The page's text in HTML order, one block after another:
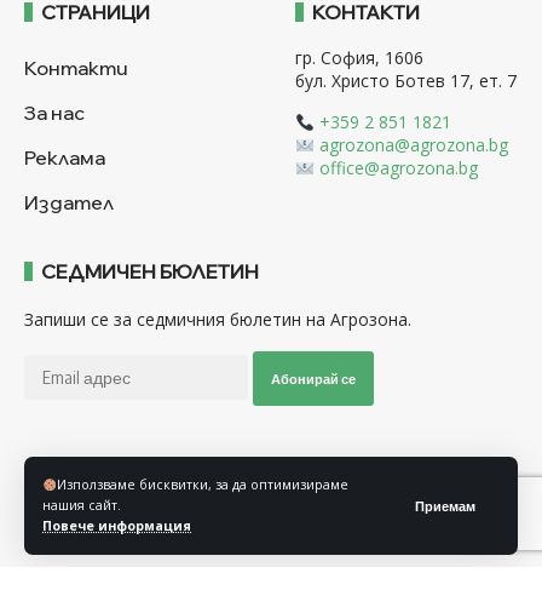
Използваме бисквитки, за да оптимизираме
нашия сайт.
Повече информация
Приемам
СТРАНИЦИ
Контакти
За нас
Реклама
Издател
КОНТАКТИ
гр. София, 1606
бул. Христо Ботев 17, ет. 7
+359 2 851 1821
agrozona@agrozona.bg
office@agrozona.bg
СЕДМИЧЕН БЮЛЕТИН
Запиши се за седмичния бюлетин на Агрозона.
Абонирай се
Последвайте ни